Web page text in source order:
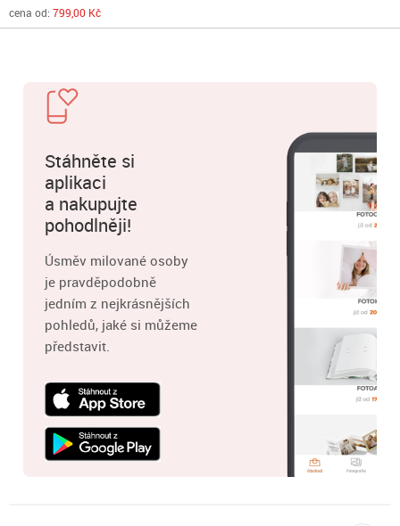
cena od: 799,00 Kč
Stáhněte si
aplikaci
a nakupujte
pohodlněji!
Úsměv milované osoby
je pravděpodobně
jedním z nejkrásnějších
pohledů, jaké si můžeme
představit.